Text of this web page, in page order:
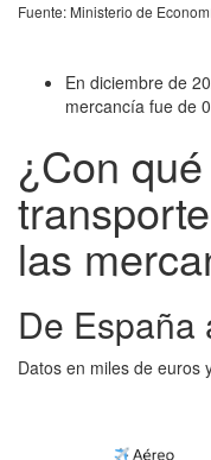
Fuente: Ministerio de
En diciembre de
mercancía fue de
¿Con
las
De España
Datos en miles de euros